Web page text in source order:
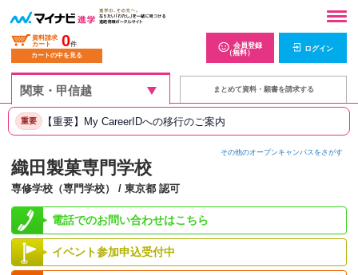
資料請求
カート
0件
カートの中を見る
会員登録
（無料）
ログイン
まとめて資料・願書を請求する
重要 【重要】My CareerIDへの移行のご案内
その他のオープンキャンパスをさがす
織田製菓専門学校
専修学校（専門学校） / 東京都 認可
電話でのお問い合わせはこちら
イベント参加申込受付中